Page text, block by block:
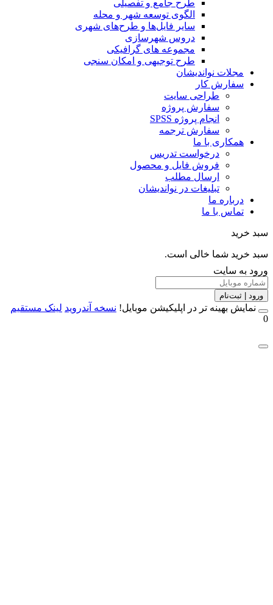
طرح جامع و تفصیلی
الگوی توسعه شهر و محله
سایر فایل‌ها و طرح‌های شهری
دروس شهرسازی
مجموعه های گرافیکی
طرح توجیهی و امکان سنجی
مجلات نواندیشان
سفارش کار
طراحی سایت
سفارش پروژه
انجام پروژه SPSS
سفارش ترجمه
همکاری با ما
درخواست تدریس
فروش فایل و محصول
ارسال مطلب
تبلیغات در نواندیشان
درباره ما
تماس با ما
خرید شما خالی است.
به سایت
| ثبت‌نام
بهینه تر در اپلیکیشن موبایل!نسخه آندروید لینک مستقیم